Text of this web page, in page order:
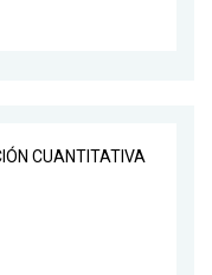
CUANTITATIVA